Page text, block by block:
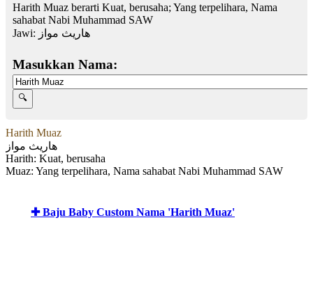
Harith Muaz berarti Kuat, berusaha; Yang terpelihara, Nama
sahabat Nabi Muhammad SAW
Jawi: هاريث مواز
Masukkan Nama:
Harith Muaz
هاريث مواز
Harith: Kuat, berusaha
Muaz: Yang terpelihara, Nama sahabat Nabi Muhammad SAW
✚ Baju Baby Custom Nama 'Harith Muaz'